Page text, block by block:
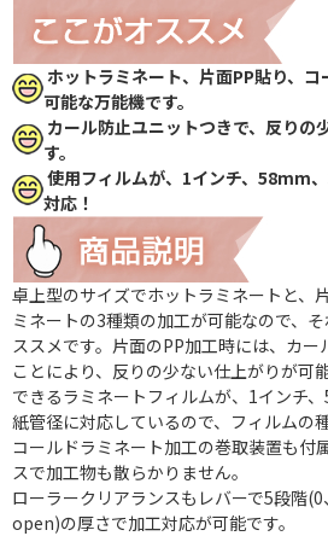
ホットラミネート、片面PP貼り、
可能な万能機です。
カール防止ユニットつきで、反りの
す。
使用フィルムが、1インチ、58mm
対応！
卓上型のサイズでホットラミネートと、
ミネートの3種類の加工が可能なので、
ススメです。片面のPP加工時には、カ
ことにより、反りの少ない仕上がりが可
できるラミネートフィルムが、1インチ
紙管径に対応しているので、フィルムの
コールドラミネート加工の巻取装置も付
スで加工物も散らかりません。
ローラークリアランスもレバーで5段階(0
open)の厚さで加工対応が可能です。